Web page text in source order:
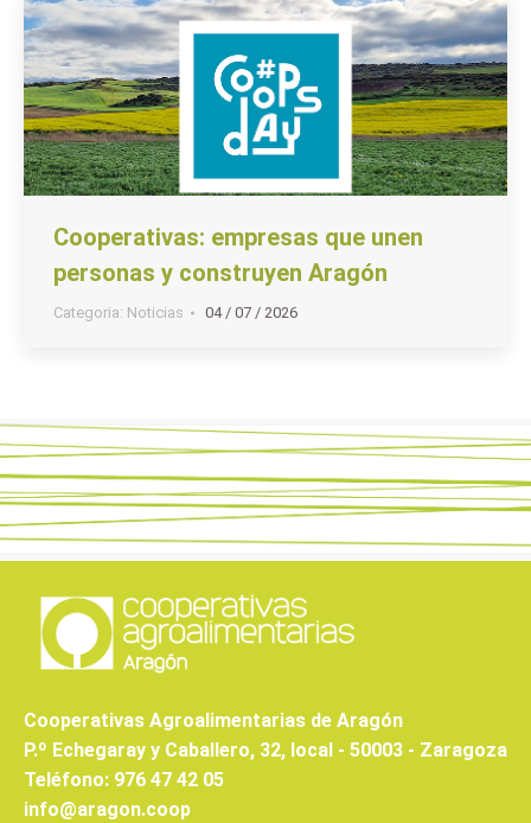
Cooperativas: empresas que unen
personas y construyen Aragón
Categoria: Noticias 04 / 07 / 2026
Cooperativas Agroalimentarias de Aragón
P.º Echegaray y Caballero, 32, local - 50003 - Zaragoza
Teléfono: 976 47 42 05
info@aragon.coop